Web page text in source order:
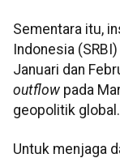
Sementara itu,
Indonesia
Januari dan
outflow pada
geopolitik global.
Untuk menjaga